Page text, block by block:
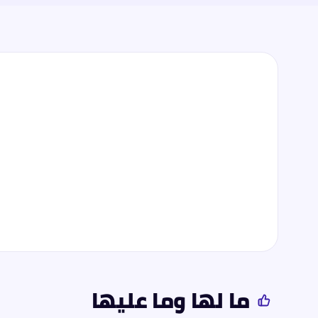
ما لها وما عليها